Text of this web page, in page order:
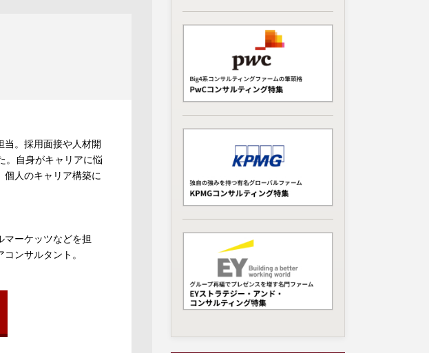
。採用面接や人材開
。自身がキャリアに悩
個人のキャリア構築に
マーケッツなどを担
ンサルタント。